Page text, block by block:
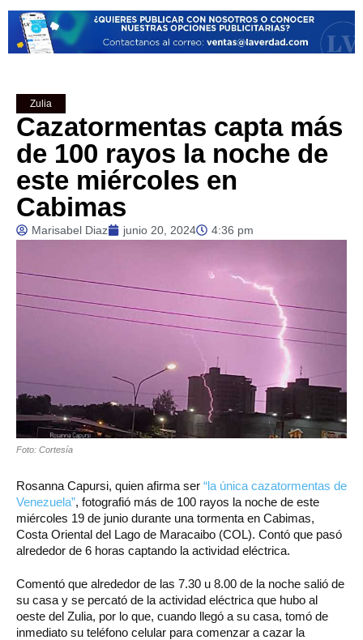
Zulia
Cazatormentas capta más
de 100 rayos la noche de
este miércoles en
Cabimas
Marisabel Diaz junio 20, 2024 4:36 pm
Foto: Cortesía
Rosanna Capursi, quien afirma ser “la única cazatormentas de
Venezuela”, fotografió más de 100 rayos la noche de este
miércoles 19 de junio durante una tormenta en Cabimas,
Costa Oriental del Lago de Maracaibo (COL). Contó que pasó
alrededor de 6 horas captando la actividad eléctrica.
Comentó que alrededor de las 7.30 u 8.00 de la noche salió de
su casa y se percató de la actividad eléctrica que hubo al
oeste del Zulia, por lo que, cuando llegó a su casa, tomó de
inmediato su teléfono celular para comenzar a cazar la